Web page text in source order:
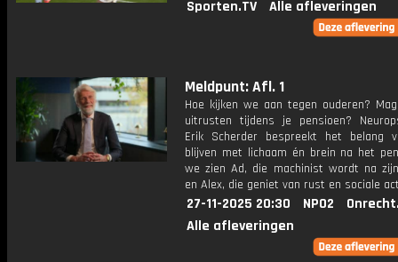
Sporten.TV
Alle afleveringen
Meldpunt: Afl. 1
Hoe kijken we aan tegen ouderen?
uitrusten tijdens je pensioen?
Erik Scherder bespreekt het belang
blijven met lichaam én brein na het
we zien Ad, die machinist wordt na
en Alex, die geniet van rust en sociale
27-11-2025 20:30 NPO2
Alle afleveringen